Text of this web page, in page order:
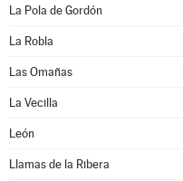
La Pola de Gordón
La Robla
Las Omañas
La Vecilla
León
Llamas de la Ribera